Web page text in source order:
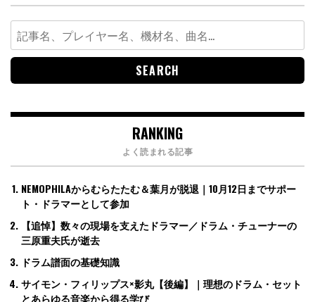
Search
for:
RANKING
よく読まれる記事
NEMOPHILAからむらたたむ＆葉月が脱退｜10月12日までサポー
ト・ドラマーとして参加
【追悼】数々の現場を支えたドラマー／ドラム・チューナーの
三原重夫氏が逝去
ドラム譜面の基礎知識
サイモン・フィリップス×影丸【後編】｜理想のドラム・セット
とあらゆる音楽から得る学び